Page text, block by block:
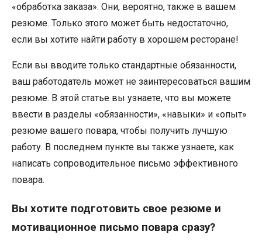
«обработка заказа». Они, вероятно, также в вашем
резюме. Только этого может быть недостаточно,
если вы хотите найти работу в хорошем ресторане!
Если вы вводите только стандартные обязанности,
ваш работодатель может не заинтересоваться вашим
резюме. В этой статье вы узнаете, что вы можете
ввести в разделы «обязанности», «навыки» и «опыт»
резюме вашего повара, чтобы получить лучшую
работу. В последнем пункте вы также узнаете, как
написать сопроводительное письмо эффективного
повара.
Вы хотите подготовить свое резюме и
мотивационное письмо повара сразу?